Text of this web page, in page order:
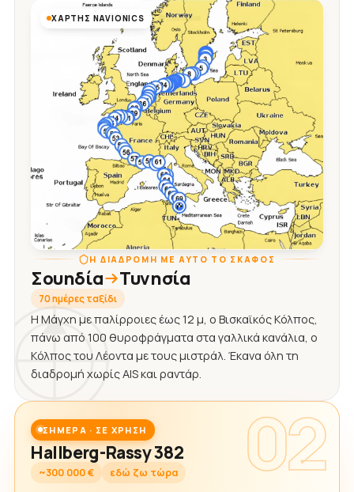
ΧΆΡΤΗΣ NAVIONICS
Η ΔΙΑΔΡΟΜΉ ΜΕ ΑΥΤΌ ΤΟ ΣΚΆΦΟΣ
Σουηδία Τυνησία
70 ημέρες ταξίδι
Η Μάγχη με παλίρροιες έως 12 μ, ο Βισκαϊκός Κόλπος,
πάνω από 100 θυροφράγματα στα γαλλικά κανάλια, ο
Κόλπος του Λέοντα με τους μιστράλ. Έκανα όλη τη
διαδρομή χωρίς AIS και ραντάρ.
02
ΣΉΜΕΡΑ · ΣΕ ΧΡΉΣΗ
Hallberg-Rassy 382
~300 000 € εδώ ζω τώρα